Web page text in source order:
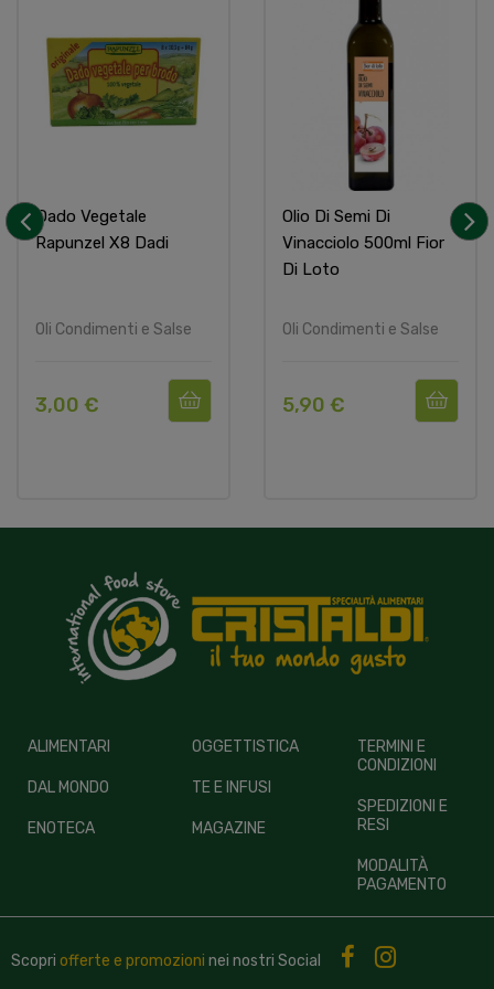
Dado Vegetale
Rapunzel X8 Dadi
Oli Condimenti e Salse
3,00 €
Olio Di Semi Di
Vinacciolo 500ml Fior
Di Loto
Oli Condimenti e Salse
5,90 €
ALIMENTARI
DAL MONDO
ENOTECA
OGGETTISTICA
TE E INFUSI
MAGAZINE
TERMINI E
CONDIZIONI
SPEDIZIONI E
RESI
MODALITÀ
PAGAMENTO
Scopri offerte e promozioni nei nostri Social